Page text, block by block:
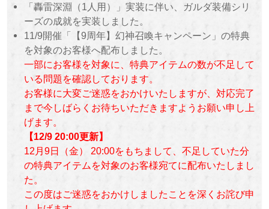
「轟雷深淵（1人用）」実装に伴い、ガルダ装備シリ
ーズの成就を実装しました。
11/9開催「【9周年】幻神召喚キャンペーン」の特典
を対象のお客様へ配布しました。
一部にお客様を対象に、特典アイテムの数が不足して
いる問題を確認しております。
お客様に大変ご迷惑をおかけいたしますが、対応完了
まで今しばらくお待ちいただきますようお願い申し上
げます。
【12/9 20:00更新】
12月9日（金） 20:00をもちまして、不足していた分
の特典アイテムを対象のお客様宛てに配布いたしまし
た。
この度はご迷惑をおかけしましたことを深くお詫び申